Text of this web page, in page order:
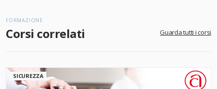
FORMAZIONE
Corsi correlati Guarda tutti i corsi
SICUREZZA